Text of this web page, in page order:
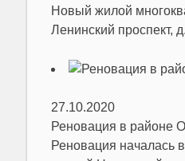
Новый жилой
Ленинский проспект,
27.10.2020
Реновация в районе
Реновация началась